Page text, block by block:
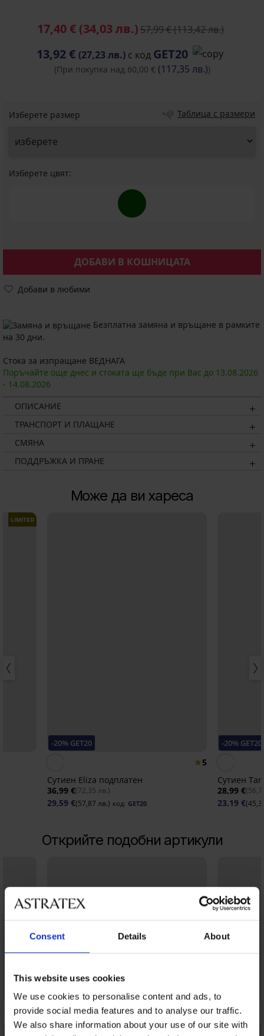
Consent Details About
This website uses cookies
We use cookies to personalise content and ads, to
provide social media features and to analyse our traffic.
We also share information about your use of our site with
17,40 € (34,03 лв.)57,99 €(113,42 лв.)
13,92 € (27,23 лв.)с код GET20
(При покупка над 60,00 € (117,35 лв.))
Изберете размер Таблица с размери
Изберете цвят:
ДОБАВИ В КОШНИЦАТА
Добави в любими
Безплатна замяна и връщане в рамките
на 30 дни.
Стока за изпращане ВЕДНАГА
Поръчайте още днес и стоката ще бъде при Вас до 13.08.2026
- 14.08.2026
ОПИСАНИЕ
ТРАНСПОРТ И ПЛАЩАНЕ
СМЯНА
ПОДДРЪЖКА И ПРАНЕ
Може да ви хареса
LIMITED
-20% GET20
5
Сутиен Eliza подплатен
36,99 €(72,35 лв.)
29,59 €(57,87 лв.) код: GET20
-20% GET20
Сутиен
28,99 €
23,19 €
Открийте подобни артикули